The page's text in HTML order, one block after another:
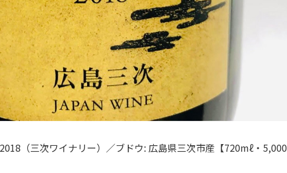
（三次ワイナリー）／ブドウ: 広島県三次市産【720mℓ・5,000